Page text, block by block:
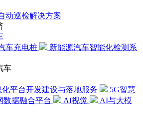
动巡检解决方案
车充电桩
新能源汽车智能化检测系
平台开发建设与落地服务
5G智慧
数据融合平台
AI视觉
AI与大模